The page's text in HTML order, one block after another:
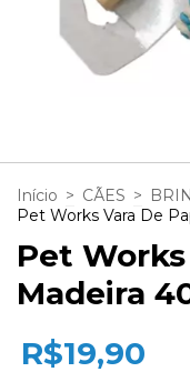
Início > CÃES >
Pet Works Vara De
Pet
Madeira
R$19,90